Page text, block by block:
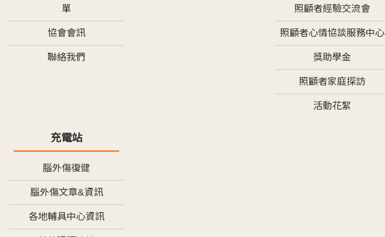
單
協會會訊
聯絡我們
照顧者經驗交流會
照顧者心情協談服務中心
獎助學金
照顧者家庭探訪
活動花絮
充電站
腦外傷復健
腦外傷文章&資訊
各地輔具中心資訊